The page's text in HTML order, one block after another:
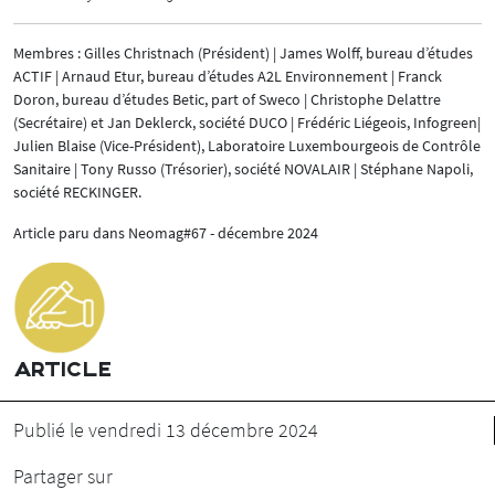
Membres : Gilles Christnach (Président) | James Wolff, bureau d’études
ACTIF | Arnaud Etur, bureau d’études A2L Environnement | Franck
Doron, bureau d’études Betic, part of Sweco | Christophe Delattre
(Secrétaire) et Jan Deklerck, société DUCO | Frédéric Liégeois, Infogreen|
Julien Blaise (Vice-Président), Laboratoire Luxembourgeois de Contrôle
Sanitaire | Tony Russo (Trésorier), société NOVALAIR | Stéphane Napoli,
société RECKINGER.
Article paru dans Neomag#67 - décembre 2024
ARTICLE
Publié le vendredi 13 décembre 2024
Partager sur